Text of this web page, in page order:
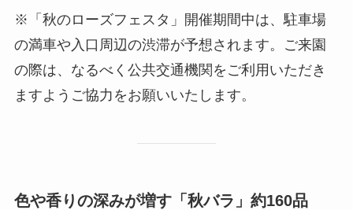
※「秋のローズフェスタ」開催期間中は、駐車場
の満車や入口周辺の渋滞が予想されます。ご来園
の際は、なるべく公共交通機関をご利用いただき
ますようご協力をお願いいたします。
色や香りの深みが増す「秋バラ」約160品